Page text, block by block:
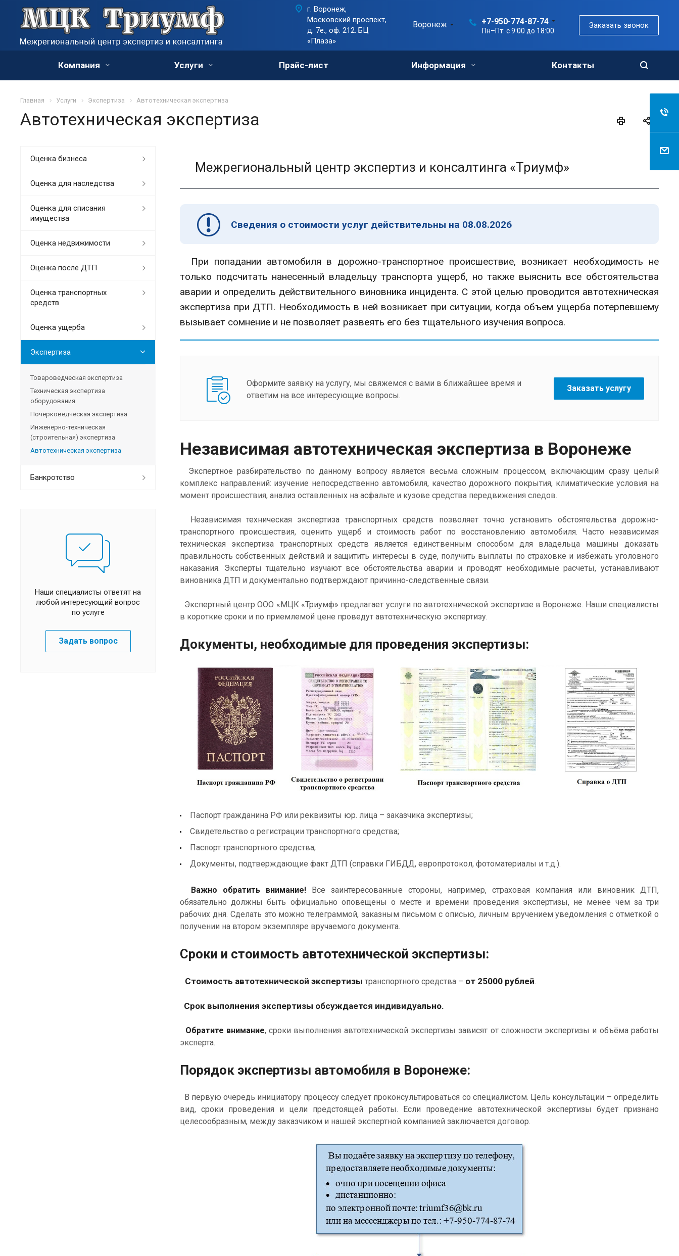
Воронеж +7-950-774-87-74
Пн–Пт: с 9:00 до 18:00
Заказать звонок
г. Воронеж,
Московский проспект,
д. 7е., оф. 212. БЦ
«Плаза»
Компания Услуги Прайс-лист Информация Контакты
Главная Услуги Экспертиза Автотехническая экспертиза
Автотехническая экспертиза
Межрегиональный центр экспертиз и консалтинга «Триумф»
Сведения о стоимости услуг действительны на 08.08.2026
При попадании автомобиля в дорожно-транспортное происшествие, возникает необходимость не
только подсчитать нанесенный владельцу транспорта ущерб, но также выяснить все обстоятельства
аварии и определить действительного виновника инцидента. С этой целью проводится автотехническая
экспертиза при ДТП. Необходимость в ней возникает при ситуации, когда объем ущерба потерпевшему
вызывает сомнение и не позволяет развеять его без тщательного изучения вопроса.
Оформите заявку на услугу, мы свяжемся с вами в ближайшее время и
ответим на все интересующие вопросы.
Заказать услугу
Независимая автотехническая экспертиза в Воронеже
Экспертное разбирательство по данному вопросу является весьма сложным процессом, включающим сразу целый
комплекс направлений: изучение непосредственно автомобиля, качество дорожного покрытия, климатические условия на
момент происшествия, анализ оставленных на асфальте и кузове средства передвижения следов.
Независимая техническая экспертиза транспортных средств позволяет точно установить обстоятельства дорожно-
транспортного происшествия, оценить ущерб и стоимость работ по восстановлению автомобиля. Часто независимая
техническая экспертиза транспортных средств является единственным способом для владельца машины доказать
правильность собственных действий и защитить интересы в суде, получить выплаты по страховке и избежать уголовного
наказания. Эксперты тщательно изучают все обстоятельства аварии и проводят необходимые расчеты, устанавливают
виновника ДТП и документально подтверждают причинно-следственные связи.
Экспертный центр ООО «МЦК «Триумф» предлагает услуги по автотехнической экспертизе в Воронеже. Наши специалисты
в короткие сроки и по приемлемой цене проведут автотехническую экспертизу.
Документы, необходимые для проведения экспертизы:
Паспорт гражданина РФ или реквизиты юр. лица – заказчика экспертизы;
Свидетельство о регистрации транспортного средства;
Паспорт транспортного средства;
Документы, подтверждающие факт ДТП (справки ГИБДД, европротокол, фотоматериалы и т.д.).
Важно обратить внимание! Все заинтересованные стороны, например, страховая компания или виновник ДТП,
обязательно должны быть официально оповещены о месте и времени проведения экспертизы, не менее чем за три
рабочих дня. Сделать это можно телеграммой, заказным письмом с описью, личным вручением уведомления с отметкой о
получении на втором экземпляре вручаемого документа.
Сроки и стоимость автотехнической экспертизы:
Стоимость автотехнической экспертизы транспортного средства – от 25000 рублей.
Срок выполнения экспертизы обсуждается индивидуально.
Обратите внимание, сроки выполнения автотехнической экспертизы зависят от сложности экспертизы и объёма работы
эксперта.
Порядок экспертизы автомобиля в Воронеже:
В первую очередь инициатору процессу следует проконсультироваться со специалистом. Цель консультации – определить
вид, сроки проведения и цели предстоящей работы. Если проведение автотехнической экспертизы будет признано
целесообразным, между заказчиком и нашей экспертной компанией заключается договор.
Оценка бизнеса
Оценка для наследства
Оценка для списания
имущества
Оценка недвижимости
Оценка после ДТП
Оценка транспортных
средств
Оценка ущерба
Экспертиза
Товароведческая экспертиза
Техническая экспертиза
оборудования
Почерковедческая экспертиза
Инженерно-техническая
(строительная) экспертиза
Автотехническая экспертиза
Банкротство
Наши специалисты ответят на
любой интересующий вопрос
по услуге
Задать вопрос